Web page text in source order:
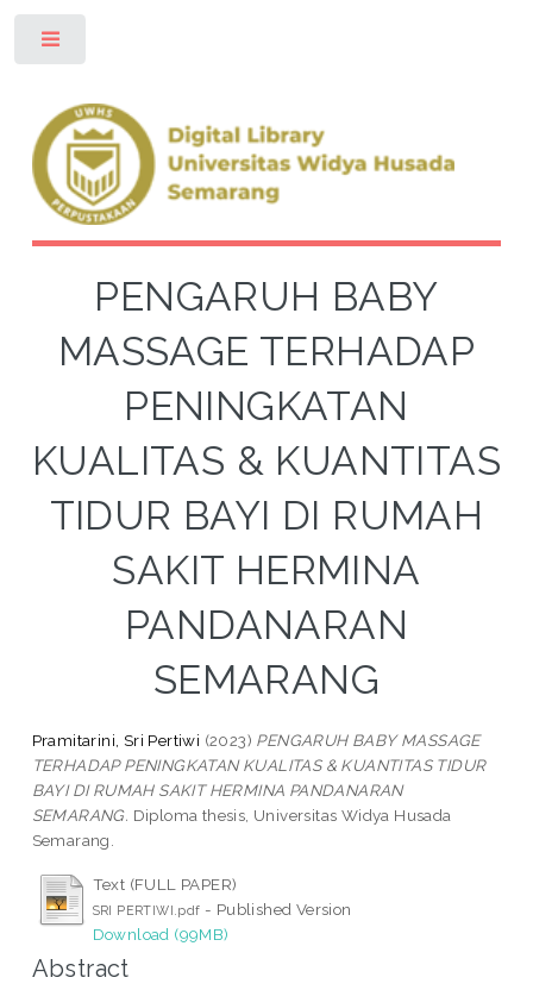
PENGARUH BABY
MASSAGE TERHADAP
PENINGKATAN
KUALITAS & KUANTITAS
TIDUR BAYI DI RUMAH
SAKIT HERMINA
PANDANARAN
SEMARANG
Pramitarini, Sri Pertiwi (2023) PENGARUH BABY MASSAGE
TERHADAP PENINGKATAN KUALITAS & KUANTITAS TIDUR
BAYI DI RUMAH SAKIT HERMINA PANDANARAN
SEMARANG. Diploma thesis, Universitas Widya Husada
Semarang.
Text (FULL PAPER)
SRI PERTIWI.pdf - Published Version
Download (99MB)
Abstract